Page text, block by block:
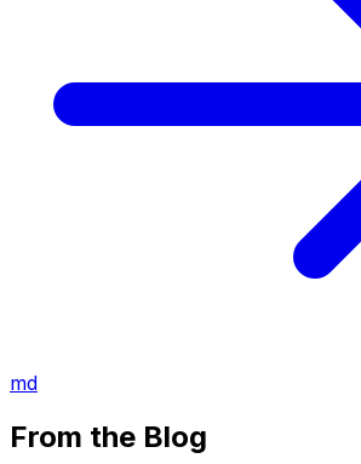
md
From the Blog